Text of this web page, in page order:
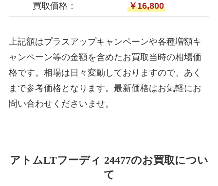
買取価格： ￥16,800
上記額はプラスアップキャンペーンや各種増額キ
ャンペーン等の金額を含めたお買取当時の相場価
格です。相場は日々変動しておりますので、あく
まで参考価格となります。最新価格はお気軽にお
問い合わせくださいませ。
アトムLTフーディ 24477のお買取につい
て